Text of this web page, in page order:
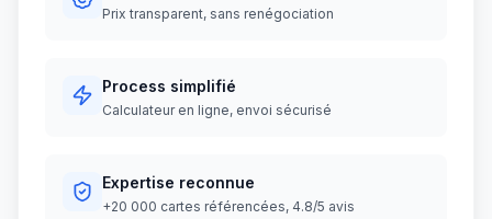
Prix transparent, sans renégociation
Process simplifié
Calculateur en ligne, envoi sécurisé
Expertise reconnue
+20 000 cartes référencées, 4.8/5 avis